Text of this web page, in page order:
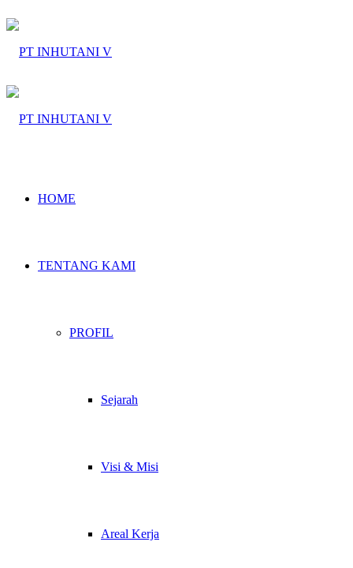
HOME
TENTANG KAMI
PROFIL
Sejarah
Visi & Misi
Areal Kerja